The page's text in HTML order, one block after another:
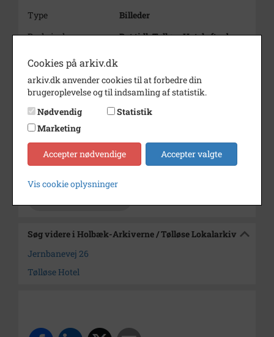
Type
Billeder
Beskrivelse
Det tidl. Tølløse Hotel efter bran-
Årstal
2005
Dateringsnote
april 2005
Arkiv
Holbæk-Arkiverne / Tølløse
Søg videre i Holbæk-Arkiverne / Tølløse Lokalarkiv
Jernbanevej 26
Tølløse Hotel
Cookies på arkiv.dk
arkiv.dk anvender cookies til at forbedre din
brugeroplevelse og til indsamling af statistik.
Nødvendig
Statistik
Marketing
Accepter nødvendige Accepter valgte
Vis cookie oplysninger